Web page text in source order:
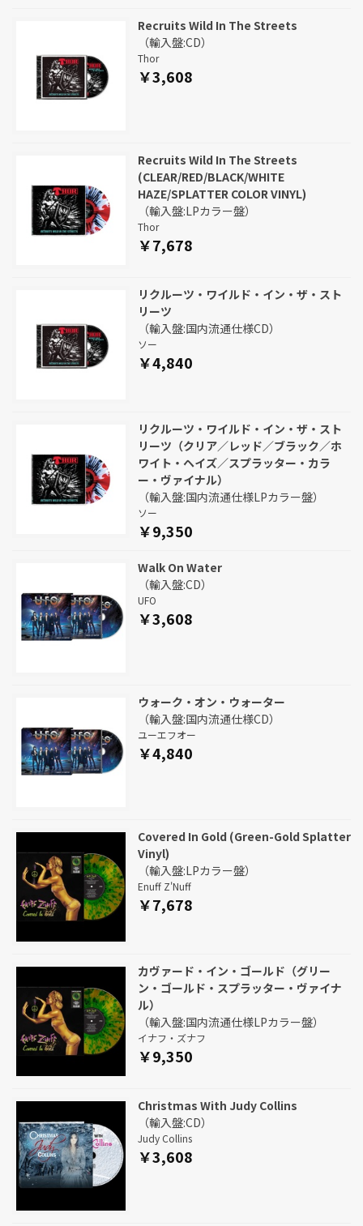
Recruits Wild In The Streets
（輸入盤:CD）
Thor
￥3,608
Recruits Wild In The Streets
(CLEAR/RED/BLACK/WHITE
HAZE/SPLATTER COLOR VINYL)
（輸入盤:LPカラー盤）
Thor
￥7,678
リクルーツ・ワイルド・イン・ザ・スト
リーツ
（輸入盤:国内流通仕様CD）
ソー
￥4,840
リクルーツ・ワイルド・イン・ザ・スト
リーツ（クリア／レッド／ブラック／ホ
ワイト・ヘイズ／スプラッター・カラ
ー・ヴァイナル）
（輸入盤:国内流通仕様LPカラー盤）
ソー
￥9,350
Walk On Water
（輸入盤:CD）
UFO
￥3,608
ウォーク・オン・ウォーター
（輸入盤:国内流通仕様CD）
ユーエフオー
￥4,840
Covered In Gold (Green-Gold Splatter
Vinyl)
（輸入盤:LPカラー盤）
Enuff Z'Nuff
￥7,678
カヴァード・イン・ゴールド（グリー
ン・ゴールド・スプラッター・ヴァイナ
ル）
（輸入盤:国内流通仕様LPカラー盤）
イナフ・ズナフ
￥9,350
Christmas With Judy Collins
（輸入盤:CD）
Judy Collins
￥3,608